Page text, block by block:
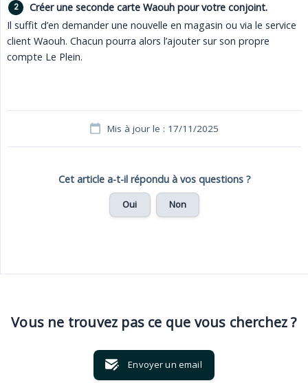
Créer une seconde carte Waouh pour votre conjoint.
Il suffit d’en demander une nouvelle en magasin ou via le service
client Waouh. Chacun pourra alors l’ajouter sur son propre
compte Le Plein.
Mis à jour le : 17/11/2025
Cet article a-t-il répondu à vos questions ?
Oui Non
Vous ne trouvez pas ce que vous cherchez ?
Envoyer un email